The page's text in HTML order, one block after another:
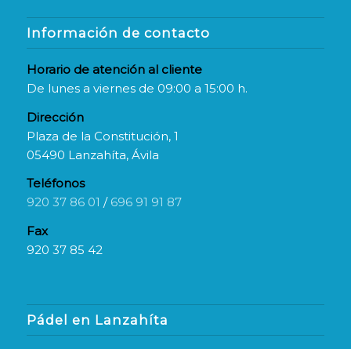
Información de contacto
Horario de atención al cliente
De lunes a viernes de 09:00 a 15:00 h.
Dirección
Plaza de la Constitución, 1
05490 Lanzahíta, Ávila
Teléfonos
920 37 86 01 / 696 91 91 87
Fax
920 37 85 42
Pádel en Lanzahíta